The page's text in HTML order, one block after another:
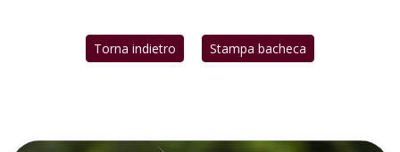
Torna indietro Stampa bacheca